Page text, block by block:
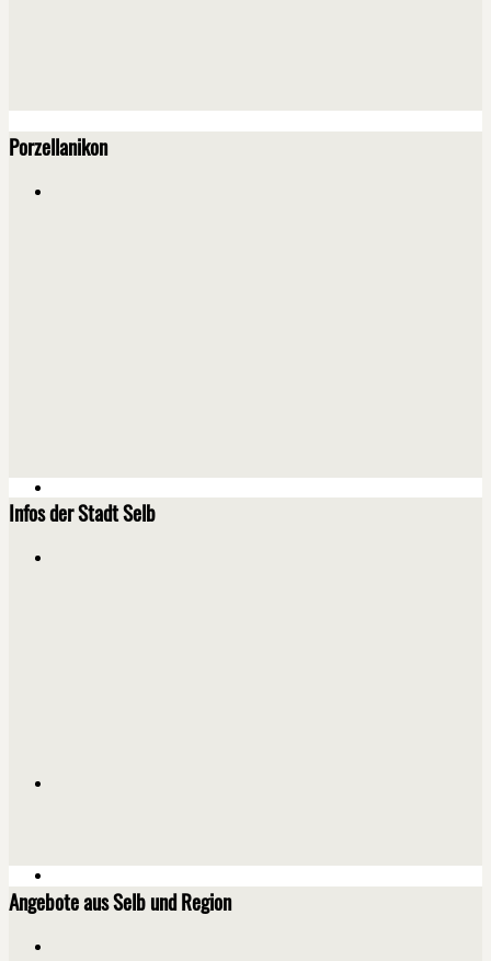
Porzellanikon
Infos der Stadt Selb
Angebote aus Selb und Region